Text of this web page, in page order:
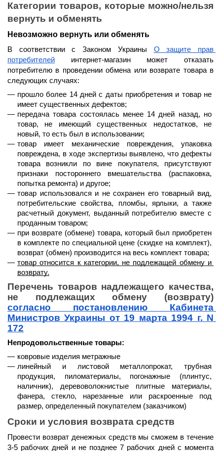
Категории товаров, которые можно/нельзя
вернуть и обменять
Невозможно вернуть или обменять
В соответствии с Законом Украины О защите прав
потребителей интернет-магазин может отказать
потребителю в проведении обмена или возврате товара в
следующих случаях:
прошло более 14 дней с даты приобретения и товар не
имеет существенных дефектов;
передача товара состоялась менее 14 дней назад, но
товар, не имеющий существенных недостатков, не
новый, то есть был в использовании;
товар имеет механические повреждения, упаковка
повреждена, в ходе экспертизы выявлено, что дефекты
товара возникли по вине покупателя, присутствуют
признаки постороннего вмешательства (распаковка,
попытка ремонта) и другое;
товар использовался и не сохранен его товарный вид,
потребительские свойства, пломбы, ярлыки, а также
расчетный документ, выданный потребителю вместе с
проданным товаром;
при возврате (обмене) товара, который был приобретен
в комплекте по специальной цене (скидке на комплект),
возврат (обмен) производится на весь комплект товара;
товар относится к категории, не подлежащей обмену и
возврату.
Перечень товаров надлежащего качества,
согласно постановлению Кабинета
Министров Украины от 19 марта 1994 г. N
172
Непродовольственные товары:
ковровые изделия метражные
линейный и листовой металлопрокат, трубная
продукция, пиломатериалы, погонажные (плинтус,
наличник), деревоволокнистые плитные материалы,
фанера, стекло, нарезанные или раскроенные под
размер, определенный покупателем (заказчиком)
Сроки и условия возврата средств
Провести возврат денежных средств мы сможем в течение
3-5 рабочих дней и не позднее 7 рабочих дней с момента